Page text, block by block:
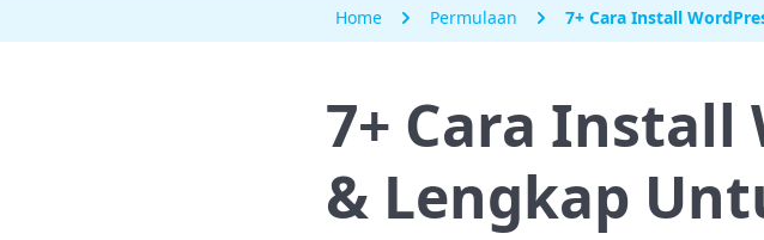
Home Permulaan 7+ Cara Install
7+ Cara Install
& Lengkap